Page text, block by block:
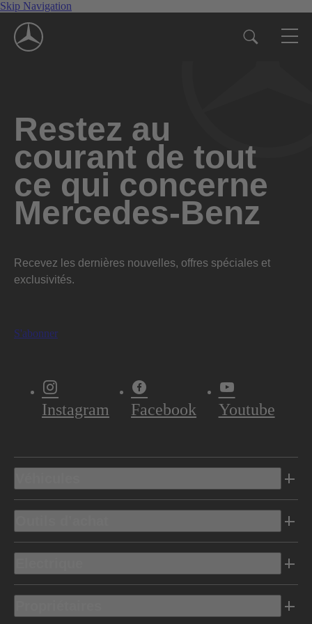
Skip Navigation
Restez au
courant de tout
ce qui concerne
Mercedes-Benz
Recevez les dernières nouvelles, offres spéciales et
exclusivités.
S'abonner
Instagram Facebook Youtube